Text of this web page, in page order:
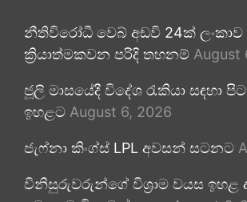
නීතිවිරෝධී වෙබ් අඩවි 24ක් ලංකාව
ක්‍රියාත්මකවන පරිදි තහනම් August
ජූලි මාසයේදී විදේශ රැකියා සඳහා
ඉහළට August 6, 2026
ජැෆ්නා කිංග්ස් LPL අවසන් සටනට
විනිසුරුවරුන්ගේ විශ්‍රාම වයස ඉහළ